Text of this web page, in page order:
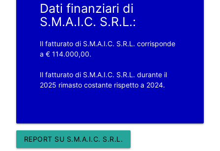
Dati finanziari di
S.M.A.I.C. S.R.L.:
Il fatturato di S.M.A.I.C. S.R.L. corrisponde
a € 114.000,00.
Il fatturato di S.M.A.I.C. S.R.L. durante il
2025 rimasto costante rispetto a 2024.
REPORT SU S.M.A.I.C. S.R.L.